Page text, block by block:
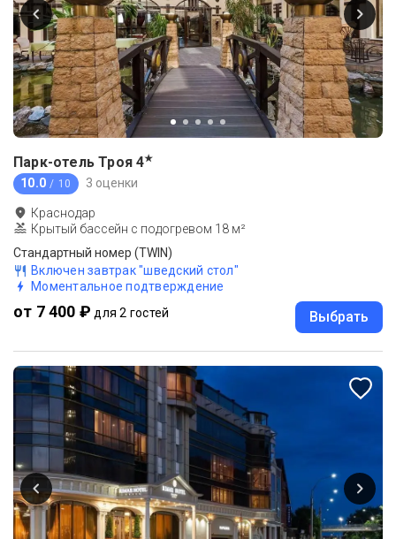
Парк-отель Троя 4★
10.0 / 10 3 оценки
Краснодар
Крытый бассейн с подогревом 18 м²
Стандартный номер (TWIN)
Включен завтрак "шведский стол"
Моментальное подтверждение
от 7 400 ₽ для 2 гостей Выбрать